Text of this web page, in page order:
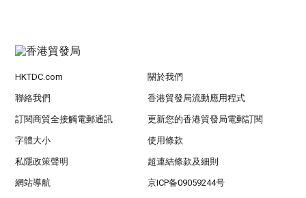
HKTDC.com 關於我們
聯絡我們 香港貿發局流動應用程式
訂閱商貿全接觸電郵通訊 更新您的香港貿發局電郵訂閱
字體大小 使用條款
私隱政策聲明 超連結條款及細則
網站導航 京ICP备09059244号